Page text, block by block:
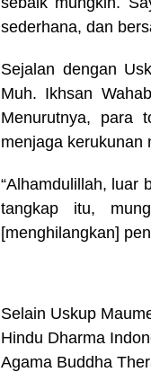
sederhana, dan
Sejalan dengan
Muh. Ikhsan
Menurutnya, para
menjaga kerukunan
“Alhamdulillah, luar
tangkap itu,
[menghilangkan]
Selain Uskup
Hindu Dharma
Agama Buddha